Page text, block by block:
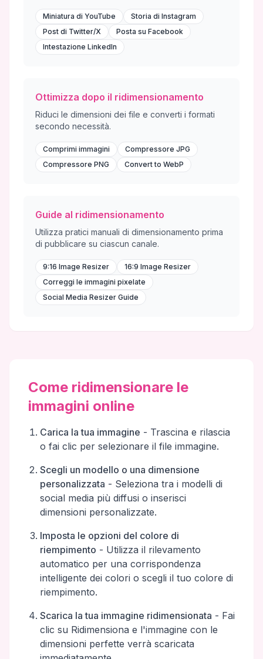
Miniatura di YouTube
Storia di Instagram
Post di Twitter/X
Posta su Facebook
Intestazione LinkedIn
Ottimizza dopo il ridimensionamento
Riduci le dimensioni dei file e converti i formati
secondo necessità.
Comprimi immagini
Compressore JPG
Compressore PNG
Convert to WebP
Guide al ridimensionamento
Utilizza pratici manuali di dimensionamento prima
di pubblicare su ciascun canale.
9:16 Image Resizer
16:9 Image Resizer
Correggi le immagini pixelate
Social Media Resizer Guide
Come ridimensionare le
immagini online
Carica la tua immagine - Trascina e rilascia
o fai clic per selezionare il file immagine.
Scegli un modello o una dimensione
personalizzata - Seleziona tra i modelli di
social media più diffusi o inserisci
dimensioni personalizzate.
Imposta le opzioni del colore di
riempimento - Utilizza il rilevamento
automatico per una corrispondenza
intelligente dei colori o scegli il tuo colore di
riempimento.
Scarica la tua immagine ridimensionata - Fai
clic su Ridimensiona e l'immagine con le
dimensioni perfette verrà scaricata